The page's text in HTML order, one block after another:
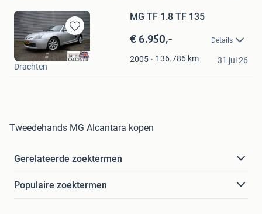
Bewaren
in
Mijn
MG TF 1.8 TF 135
€ 6.950,- Details
2005 136.786 km
Autobedrijf Hofstee
Drachten
31 jul 26
Tweedehands MG Alcantara kopen
Gerelateerde zoektermen
Populaire zoektermen